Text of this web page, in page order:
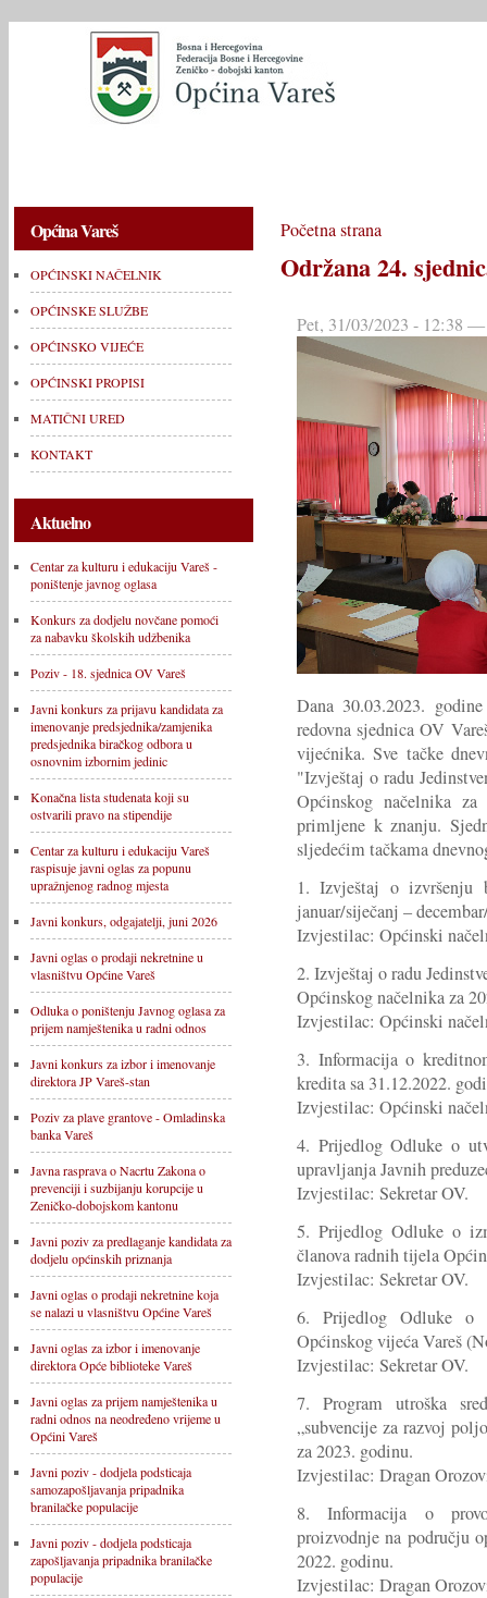
Općina Vareš
OPĆINSKI NAČELNIK
OPĆINSKE SLUŽBE
OPĆINSKO VIJEĆE
OPĆINSKI PROPISI
MATIČNI URED
KONTAKT
Aktuelno
Centar za kulturu i edukaciju Vareš -
poništenje javnog oglasa
Konkurs za dodjelu novčane pomoći
za nabavku školskih udžbenika
Poziv - 18. sjednica OV Vareš
Javni konkurs za prijavu kandidata za
imenovanje predsjednika/zamjenika
predsjednika biračkog odbora u
osnovnim izbornim jedinic
Konačna lista studenata koji su
ostvarili pravo na stipendije
Centar za kulturu i edukaciju Vareš
raspisuje javni oglas za popunu
upražnjenog radnog mjesta
Javni konkurs, odgajatelji, juni 2026
Javni oglas o prodaji nekretnine u
vlasništvu Općine Vareš
Odluka o poništenju Javnog oglasa za
prijem namještenika u radni odnos
Javni konkurs za izbor i imenovanje
direktora JP Vareš-stan
Poziv za plave grantove - Omladinska
banka Vareš
Javna rasprava o Nacrtu Zakona o
prevenciji i suzbijanju korupcije u
Zeničko-dobojskom kantonu
Javni poziv za predlaganje kandidata za
dodjelu općinskih priznanja
Javni oglas o prodaji nekretnine koja
se nalazi u vlasništvu Općine Vareš
Javni oglas za izbor i imenovanje
direktora Opće biblioteke Vareš
Javni oglas za prijem namještenika u
radni odnos na neodređeno vrijeme u
Općini Vareš
Javni poziv - dodjela podsticaja
samozapošljavanja pripadnika
branilačke populacije
Javni poziv - dodjela podsticaja
zapošljavanja pripadnika branilačke
populacije
Početna strana
Održana 24.
Pet, 31/03/2023 - 12:38
Dana 30.03.2023.
redovna sjednica OV
vijećnika. Sve tačke
"Izvještaj o radu
Općinskog načelnika
primljene k znanju.
sljedećim tačkama
1. Izvještaj o izvršenju
januar/siječanj –
Izvjestilac: Općinski
2. Izvještaj o radu
Općinskog načelnika za
Izvjestilac: Općinski
3. Informacija o
kredita sa 31.12.2022.
Izvjestilac: Općinski
4. Prijedlog Odluke o
upravljanja Javnih
Izvjestilac: Sekretar OV.
5. Prijedlog Odluke o
članova radnih tijela
Izvjestilac: Sekretar OV.
6. Prijedlog Odluke o
Općinskog vijeća Vareš
Izvjestilac: Sekretar OV.
7. Program utroška
„subvencije za razvoj
za 2023. godinu.
Izvjestilac: Dragan
8. Informacija o
proizvodnje na području
2022. godinu.
Izvjestilac: Dragan